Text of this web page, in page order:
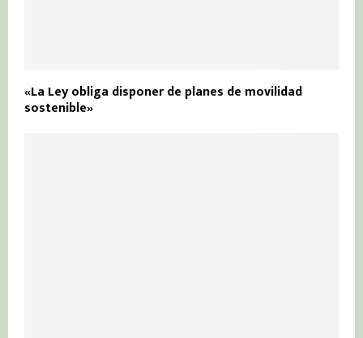
«La Ley obliga disponer de planes de movilidad
sostenible»